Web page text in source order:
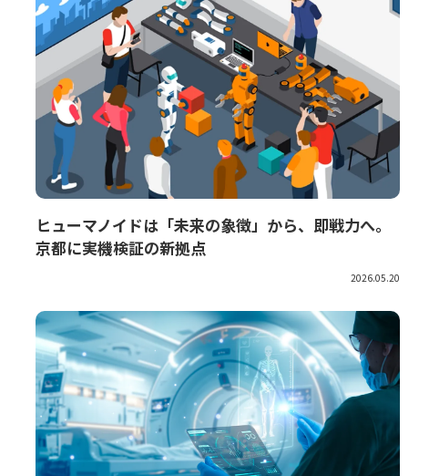
ヒューマノイドは「未来の象徴」から、即戦力へ。
京都に実機検証の新拠点
2026.05.20